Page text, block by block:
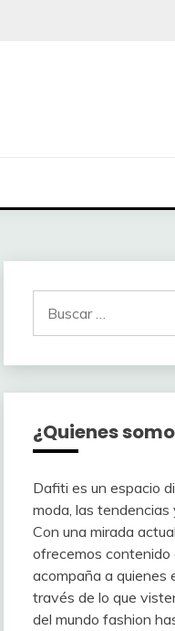
¿Quienes
Dafiti es un espacio
moda, las tendencias
Con una mirada
ofrecemos contenido
acompaña a quienes
través de lo que
del mundo fashion